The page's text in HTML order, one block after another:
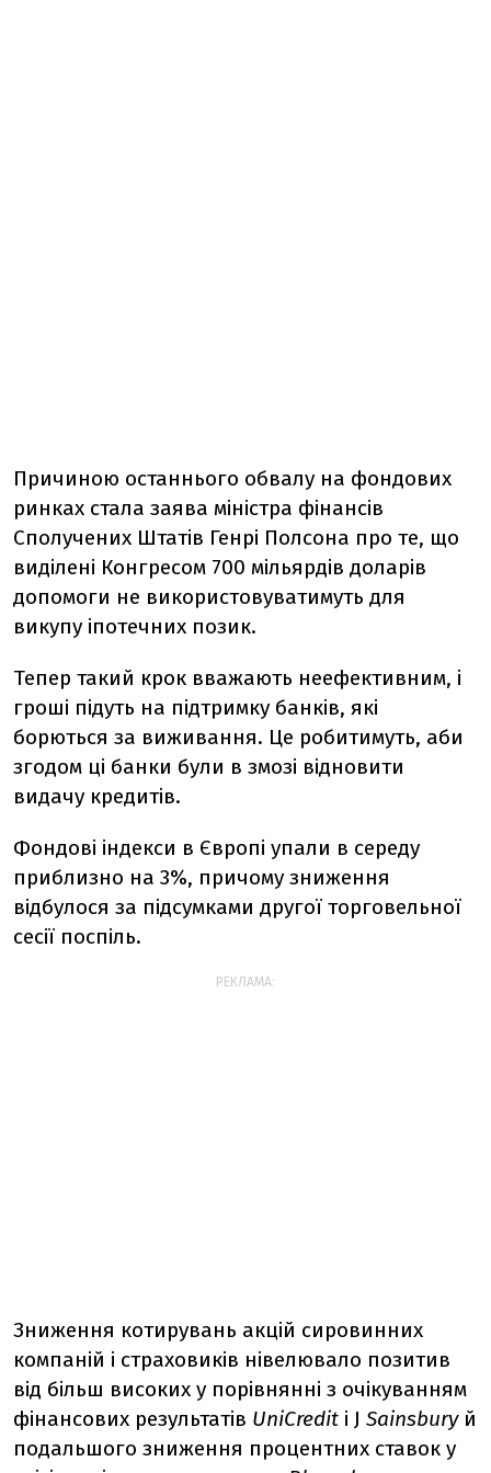
Причиною останнього обвалу на фондових
ринках стала заява міністра фінансів
Сполучених Штатів Генрі Полсона про те, що
виділені Конгресом 700 мільярдів доларів
допомоги не використовуватимуть для
викупу іпотечних позик.
Тепер такий крок вважають неефективним, і
гроші підуть на підтримку банків, які
борються за виживання. Це робитимуть, аби
згодом ці банки були в змозі відновити
видачу кредитів.
Фондові індекси в Європі упали в середу
приблизно на 3%, причому зниження
відбулося за підсумками другої торговельної
сесії поспіль.
РЕКЛАМА:
Зниження котирувань акцій сировинних
компаній і страховиків нівелювало позитив
від більш високих у порівнянні з очікуванням
фінансових результатів UniCredit і J Sainsburyй
подальшого зниження процентних ставок у